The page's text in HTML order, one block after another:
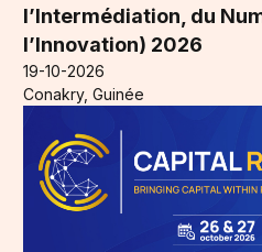
l’Intermédiation, du
l’Innovation) 2026
19-10-2026
Conakry, Guinée